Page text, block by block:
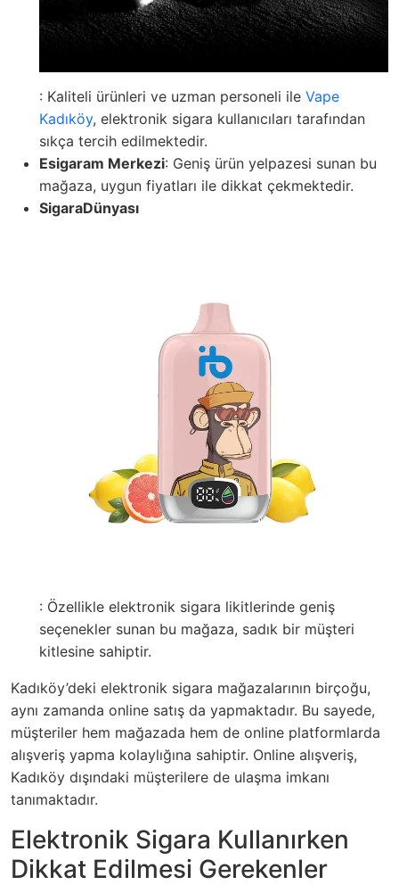
: Kaliteli ürünleri ve uzman personeli ile Vape
Kadıköy, elektronik sigara kullanıcıları tarafından
sıkça tercih edilmektedir.
Esigaram Merkezi: Geniş ürün yelpazesi sunan bu
mağaza, uygun fiyatları ile dikkat çekmektedir.
SigaraDünyası
: Özellikle elektronik sigara likitlerinde geniş
seçenekler sunan bu mağaza, sadık bir müşteri
kitlesine sahiptir.
Kadıköy’deki elektronik sigara mağazalarının birçoğu,
aynı zamanda online satış da yapmaktadır. Bu sayede,
müşteriler hem mağazada hem de online platformlarda
alışveriş yapma kolaylığına sahiptir. Online alışveriş,
Kadıköy dışındaki müşterilere de ulaşma imkanı
tanımaktadır.
Elektronik Sigara Kullanırken
Dikkat Edilmesi Gerekenler